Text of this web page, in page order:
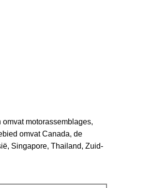
motorassemblages,
omvat Canada, de
Singapore, Thailand, Zuid-